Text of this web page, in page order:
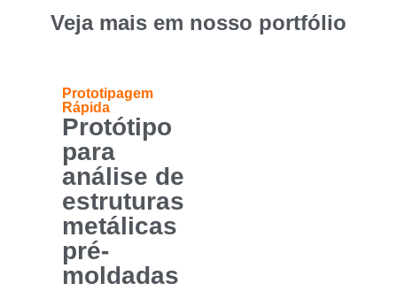
Veja mais em nosso portfólio
Prototipagem
Rápida
Protótipo
para
análise de
estruturas
metálicas
pré-
moldadas